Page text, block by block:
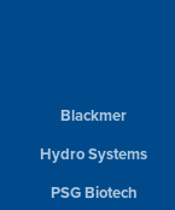
Blackmer
Hydro Systems
PSG Biotech